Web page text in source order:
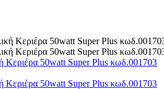
Κεριέρα 50watt Super Plus κωδ.001703
Κεριέρα 50watt Super Plus κωδ.001703